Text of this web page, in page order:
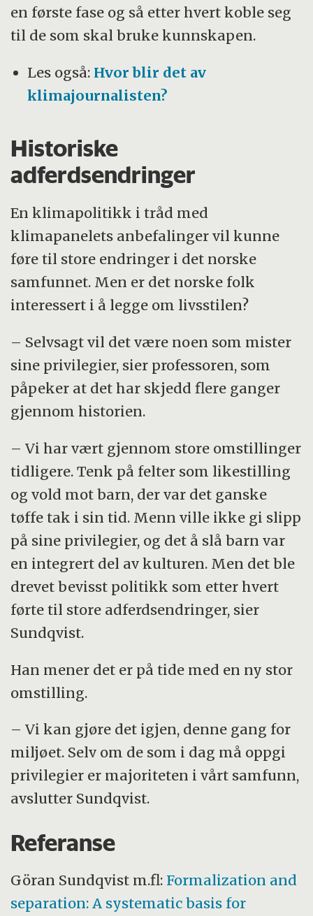
en første fase og så etter hvert koble seg
til de som skal bruke kunnskapen.
Les også: Hvor blir det av
klimajournalisten?
Historiske
adferdsendringer
En klimapolitikk i tråd med
klimapanelets anbefalinger vil kunne
føre til store endringer i det norske
samfunnet. Men er det norske folk
interessert i å legge om livsstilen?
– Selvsagt vil det være noen som mister
sine privilegier, sier professoren, som
påpeker at det har skjedd flere ganger
gjennom historien.
– Vi har vært gjennom store omstillinger
tidligere. Tenk på felter som likestilling
og vold mot barn, der var det ganske
tøffe tak i sin tid. Menn ville ikke gi slipp
på sine privilegier, og det å slå barn var
en integrert del av kulturen. Men det ble
drevet bevisst politikk som etter hvert
førte til store adferdsendringer, sier
Sundqvist.
Han mener det er på tide med en ny stor
omstilling.
– Vi kan gjøre det igjen, denne gang for
miljøet. Selv om de som i dag må oppgi
privilegier er majoriteten i vårt samfunn,
avslutter Sundqvist.
Referanse
Göran Sundqvist m.fl:Formalization and
separation: A systematic basis for